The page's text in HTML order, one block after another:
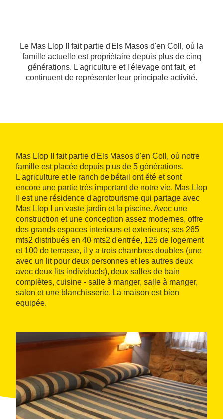
Le Mas Llop II fait partie d'Els Masos d'en Coll, où la
famille actuelle est propriétaire depuis plus de cinq
générations. L'agriculture et l'élevage ont fait, et
continuent de représenter leur principale activité.
Mas Llop II fait partie d'Els Masos d'en Coll, où notre
famille est placée depuis plus de 5 générations.
L'agriculture et le ranch de bétail ont été et sont
encore une partie très important de notre vie. Mas Llop
II est une résidence d'agrotourisme qui partage avec
Mas Llop I un vaste jardin et la piscine. Avec une
construction et une conception assez modernes, offre
des grands espaces interieurs et exterieurs; ses 265
mts2 distribués en 40 mts2 d'entrée, 125 de logement
et 100 de terrasse, il y a trois chambres doubles (une
avec un lit pour deux personnes et les autres deux
avec deux lits individuels), deux salles de bain
complètes, cuisine - salle à manger, salle à manger,
salon et une blanchisserie. La maison est bien
equipée.